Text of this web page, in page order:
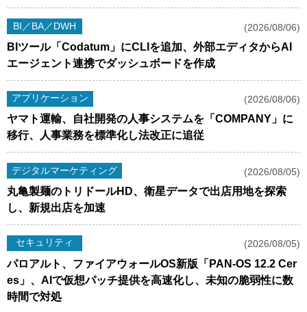
BI／BA／DWH (2026/08/06)
BIツール「Codatum」にCLIを追加、外部エディタからAI
エージェント連携でダッシュボードを作成
アプリケーション (2026/08/06)
ヤマト運輸、自社開発の人事システムを「COMPANY」に
移行、人事業務を標準化し法改正に追従
デジタルマーケティング (2026/08/05)
丸亀製麺のトリドールHD、衛星データで出店用地を探索
し、新規出店を加速
セキュリティ (2026/08/05)
パロアルト、ファイアウォールOS新版「PAN-OS 12.2 Cer
es」、AIで仮想パッチ提供を高速化し、未知の脆弱性に数
時間で対処